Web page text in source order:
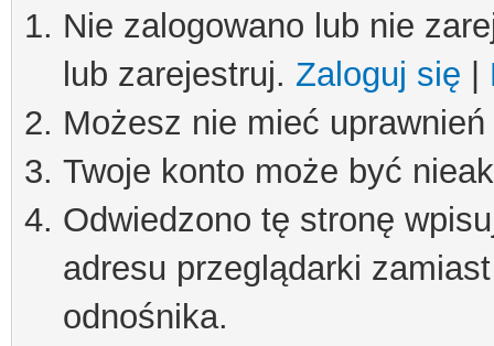
Nie zalogowano lub nie
lub zarejestruj. Zaloguj się
Możesz nie mieć
Twoje konto może być
Odwiedzono tę stronę
adresu przeglądarki
odnośnika.